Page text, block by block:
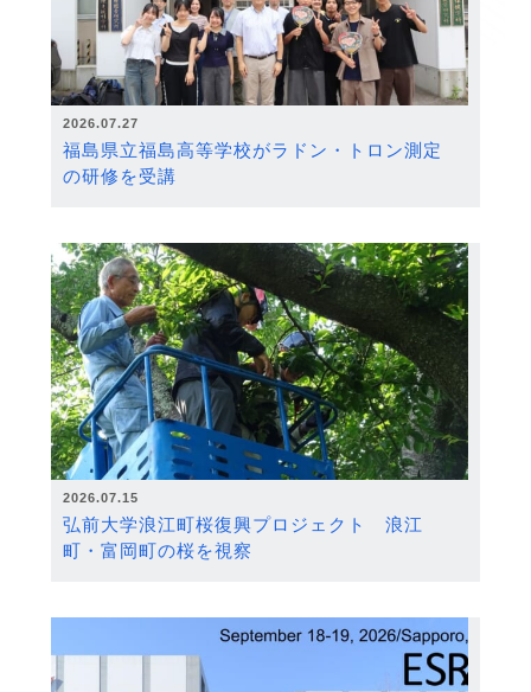
2026.07.27
福島県立福島高等学校がラドン・トロン測定
の研修を受講
2026.07.15
弘前大学浪江町桜復興プロジェクト 浪江
町・富岡町の桜を視察